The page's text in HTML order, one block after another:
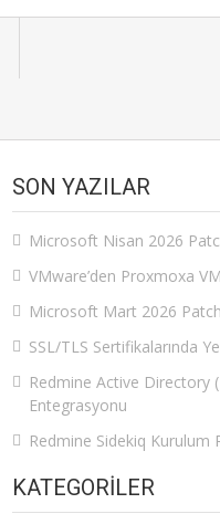
SON YAZILAR
Microsoft Nisan 2026
VMware’den Proxmoxa
Microsoft Mart 2026
SSL/TLS Sertifikalarında
Redmine Active Directory
Entegrasyonu
Redmine Sidekiq Kurulum
KATEGORILER